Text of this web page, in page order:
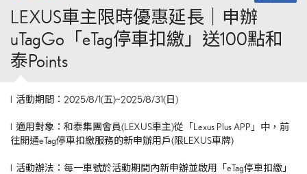
LEXUS車主限時優惠延長｜申辦
uTagGo「eTag停車扣繳」送100點和
泰Points
l 活動期間： 2025/8/1(五)~2025/8/31(日)
l 適用對象：和泰集團會員(LEXUS車主)從「 Lexus Plus APP 」中，前
往開通eTag停車扣繳服務的新申辦用戶(限LEXUS車牌)
l 活動辦法：每一車號於活動期間內新申辦並啟用「 eTag停車扣繳」